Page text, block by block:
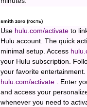
smith zoro (гость)
Use hulu.com/activate to
Hulu account. The quick
minimal setup. Access
your Hulu subscription.
your favorite
hulu.com/activate . Enter
and access your
whenever you need to